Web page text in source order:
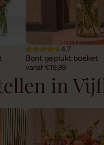
4.7
Bont geplukt boeket
vanaf €19,99
in